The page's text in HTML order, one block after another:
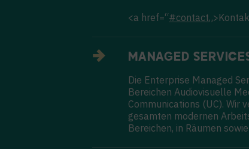
<a href=“#contact
MANAGED
Die Enterprise Managed
Bereichen Audiovisuelle
Communications (UC). Wir
gesamten modernen
Bereichen, in Räumen